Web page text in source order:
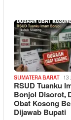
SUMATERA BARAT 13
RSUD Tuanku
Bonjol Disorot,
Obat Kosong
Dijawab Bupati